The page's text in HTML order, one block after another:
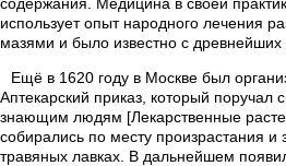
использует опыт народного лечения
мазями и было известно с
Ещё в 1620 году в Москве был
Аптекарский приказ, который поручал
знающим людям [Лекарственные
собирались по месту произрастания и
травяных лавках. В дальнейшем